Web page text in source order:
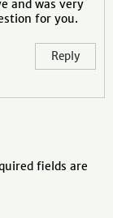
and was very
for you.
Reply
fields are